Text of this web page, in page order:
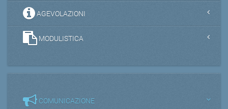
AGEVOLAZIONI
MODULISTICA
COMUNICAZIONE